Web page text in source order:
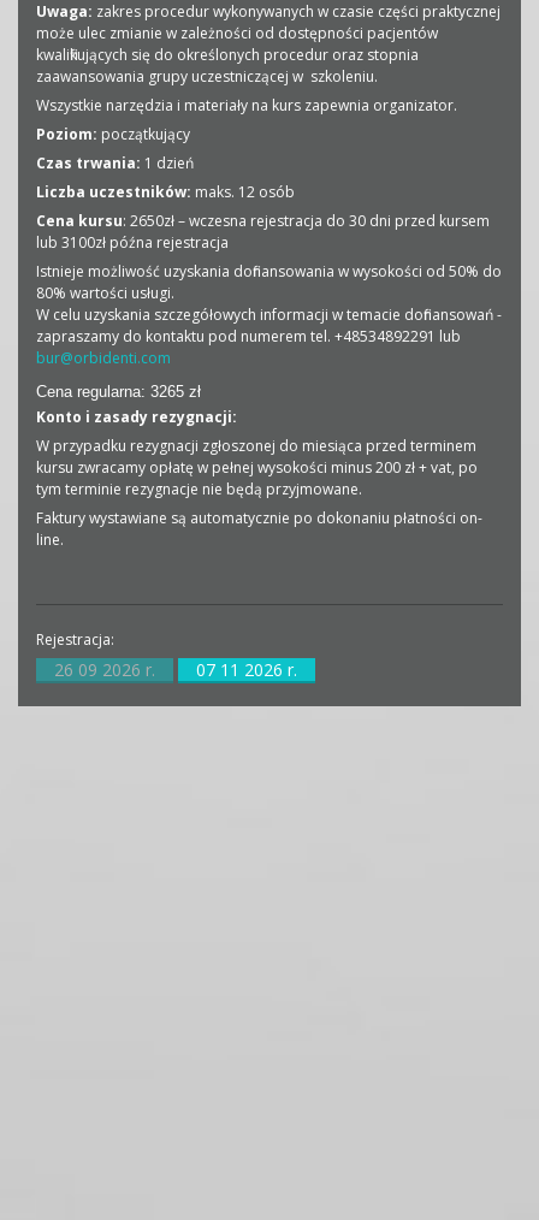
Uwaga: zakres procedur wykonywanych w czasie części praktycznej
może ulec zmianie w zależności od dostępności pacjentów
kwalifikujących się do określonych procedur oraz stopnia
zaawansowania grupy uczestniczącej w szkoleniu.
Wszystkie narzędzia i materiały na kurs zapewnia organizator.
Poziom: początkujący
Czas trwania: 1 dzień
Liczba uczestników: maks. 12 osób
Cena kursu: 2650zł – wczesna rejestracja do 30 dni przed kursem
lub 3100zł późna rejestracja
Istnieje możliwość uzyskania dofinansowania w wysokości od 50% do
80% wartości usługi.
W celu uzyskania szczegółowych informacji w temacie dofinansowań -
zapraszamy do kontaktu pod numerem tel. +48534892291 lub
bur@orbidenti.com
Cena regularna: 3265 zł
Konto i zasady rezygnacji:
W przypadku rezygnacji zgłoszonej do miesiąca przed terminem
kursu zwracamy opłatę w pełnej wysokości minus 200 zł + vat, po
tym terminie rezygnacje nie będą przyjmowane.
Faktury wystawiane są automatycznie po dokonaniu płatności on-
line.
Rejestracja:
26 09 2026 r. 07 11 2026 r.